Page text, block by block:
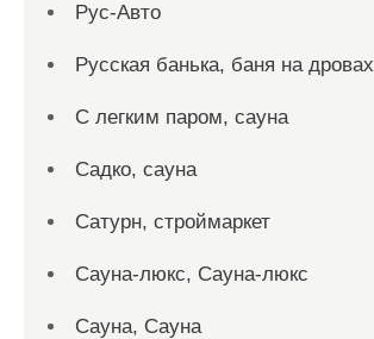
Рус-Авто
Русская банька, баня на дровах
С легким паром, сауна
Садко, сауна
Сатурн, строймаркет
Сауна-люкс, Сауна-люкс
Сауна, Сауна